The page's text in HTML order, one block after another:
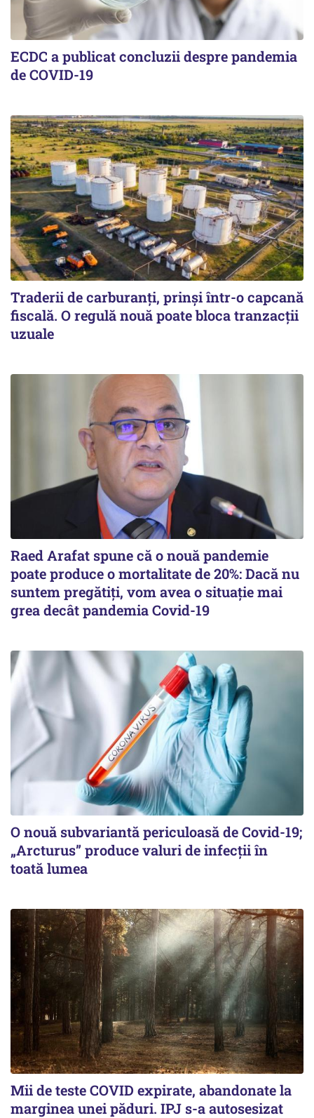
ECDC a publicat concluzii despre pandemia
de COVID-19
Traderii de carburanți, prinși într-o capcană
fiscală. O regulă nouă poate bloca tranzacții
uzuale
Raed Arafat spune că o nouă pandemie
poate produce o mortalitate de 20%: Dacă nu
suntem pregătiți, vom avea o situație mai
grea decât pandemia Covid-19
O nouă subvariantă periculoasă de Covid-19;
„Arcturus” produce valuri de infecții în
toată lumea
Mii de teste COVID expirate, abandonate la
marginea unei păduri. IPJ s-a autosesizat